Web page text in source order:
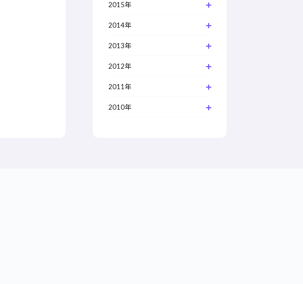
2015年
2014年
2013年
2012年
2011年
2010年